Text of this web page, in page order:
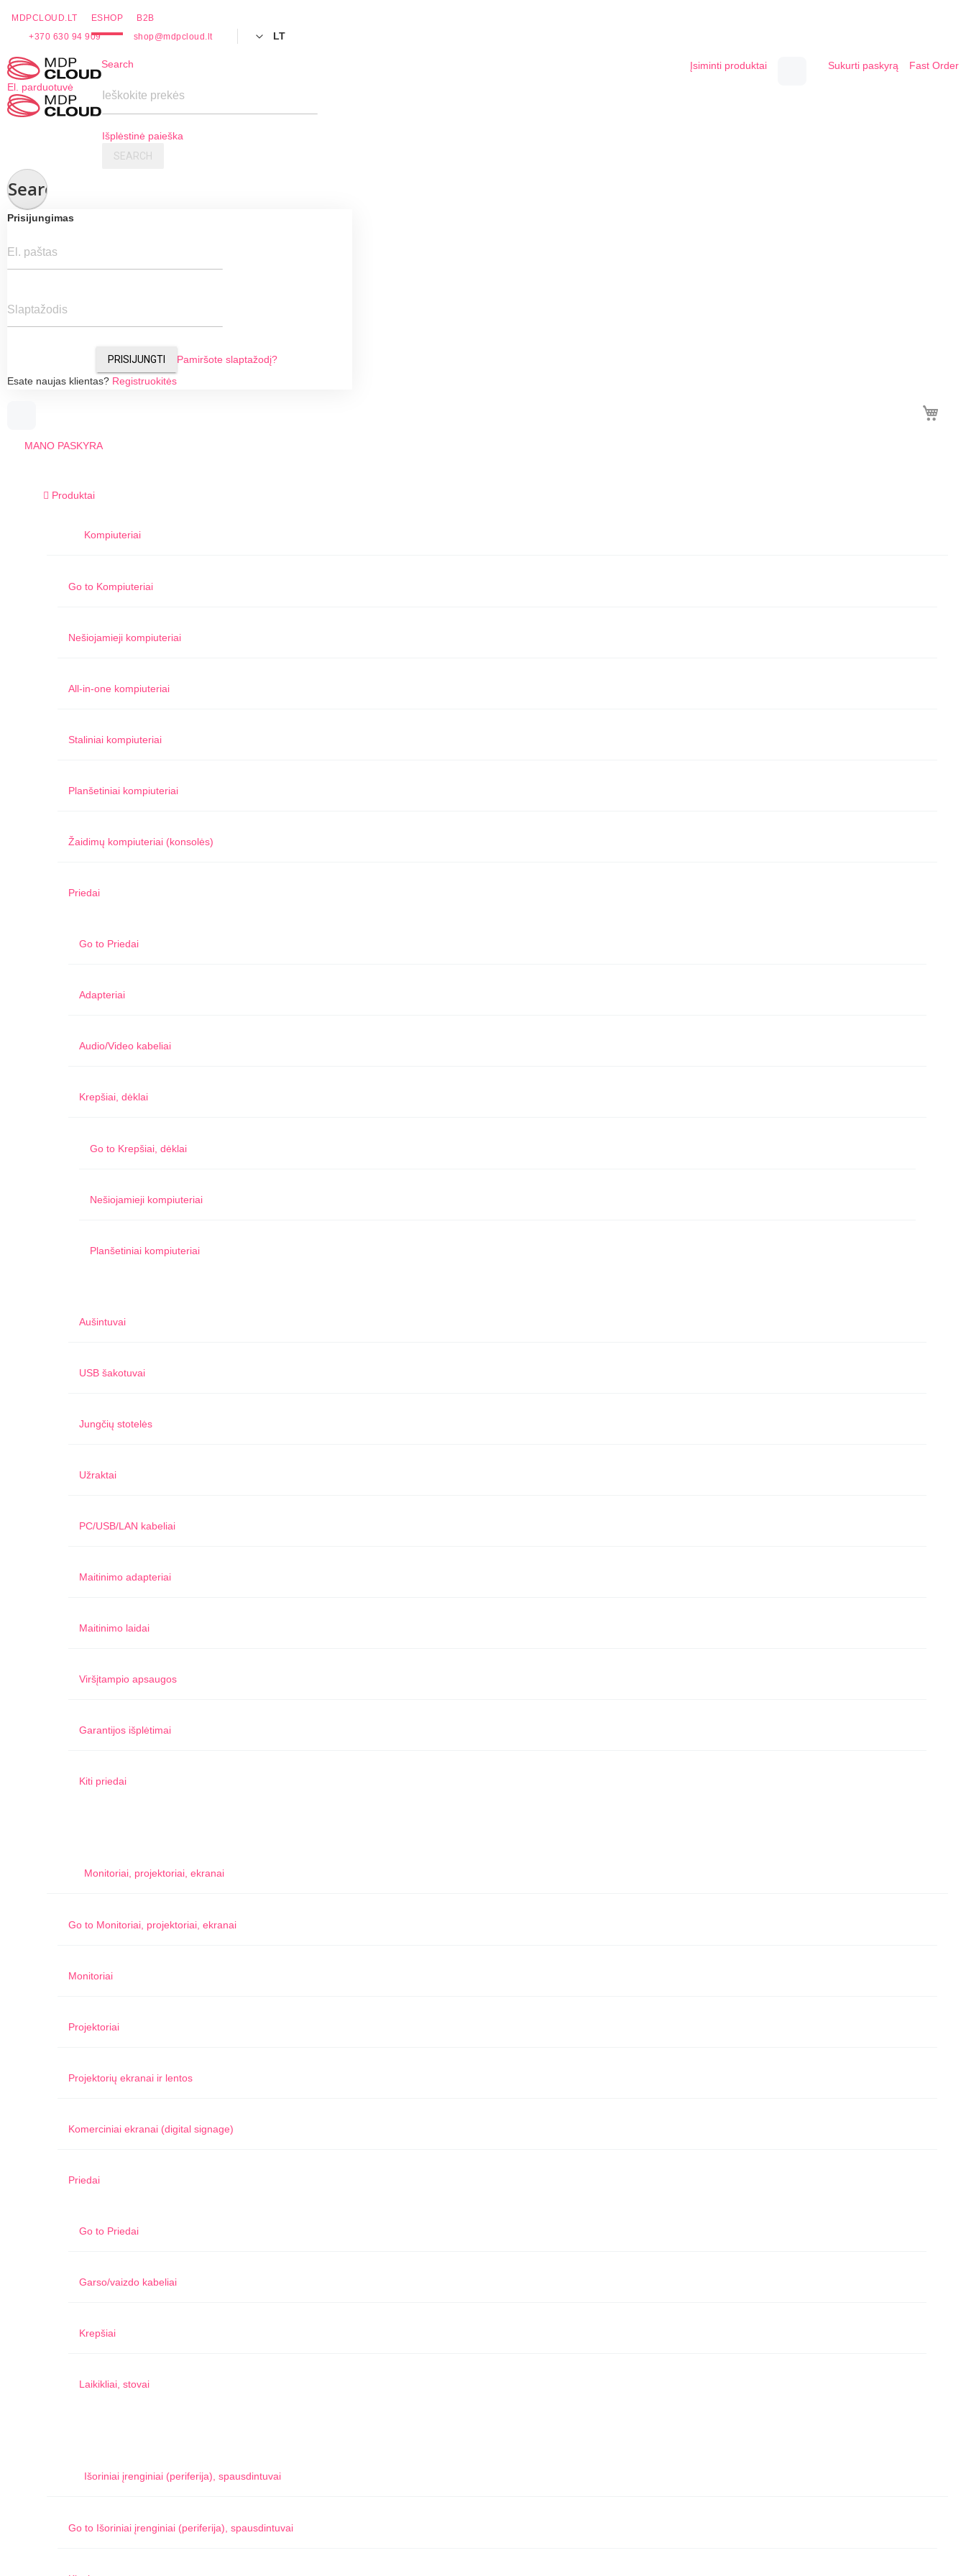
MDPCLOUD.LT ESHOP
B2B
+370 630 94 909
shop@mdpcloud.lt LT
Įsiminti produktai Sukurti paskyrą Fast Order
Skip
to
Content
El. parduotuvė
Search
Ieškokite prekės
Išplėstinė paieška
SEARCH
Search
Prisijungimas
El. paštas
Slaptažodis
PRISIJUNGTI
Pamiršote slaptažodį?
Esate naujas klientas? Registruokitės
MANO PASKYRA
Produktai
Kompiuteriai
Go to Kompiuteriai
Nešiojamieji kompiuteriai
All-in-one kompiuteriai
Staliniai kompiuteriai
Planšetiniai kompiuteriai
Žaidimų kompiuteriai (konsolės)
Priedai
Go to Priedai
Adapteriai
Audio/Video kabeliai
Krepšiai, dėklai
Go to Krepšiai, dėklai
Nešiojamieji kompiuteriai
Planšetiniai kompiuteriai
Aušintuvai
USB šakotuvai
Jungčių stotelės
Užraktai
PC/USB/LAN kabeliai
Maitinimo adapteriai
Maitinimo laidai
Viršįtampio apsaugos
Garantijos išplėtimai
Kiti priedai
Monitoriai, projektoriai, ekranai
Go to Monitoriai, projektoriai, ekranai
Monitoriai
Projektoriai
Projektorių ekranai ir lentos
Komerciniai ekranai (digital signage)
Priedai
Go to Priedai
Garso/vaizdo kabeliai
Krepšiai
Laikikliai, stovai
Išoriniai įrenginiai (periferija), spausdintuvai
Go to Išoriniai įrenginiai (periferija), spausdintuvai